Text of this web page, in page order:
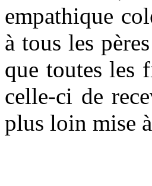
empathique
à tous les
que toutes les
celle-ci de
plus loin mise